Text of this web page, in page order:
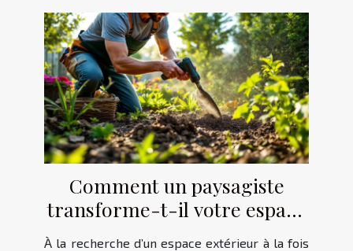
Comment un paysagiste
transforme-t-il votre espace
extérieur ?
À la recherche d’un espace extérieur à la fois